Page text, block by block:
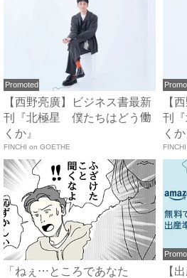
Promoted
【西野亮廣】ビジネス書最新
刊『北極星 僕たちはどう働
くか』
FINCHI on GOETHE
【
刊
くか
「ねぇ…ところであなた
【